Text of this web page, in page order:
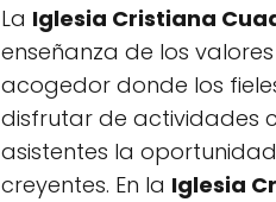
La Iglesia Cristiana
enseñanza de los
acogedor donde los
disfrutar de actividades
asistentes la
creyentes. En la Iglesia